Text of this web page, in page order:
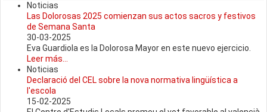
Noticias
Las Dolorosas 2025 comienzan sus actos sacros y festivos
de Semana Santa
30-03-2025
Eva Guardiola es la Dolorosa Mayor en este nuevo ejercicio.
Leer más...
Noticias
Declaració del CEL sobre la nova normativa lingüística a
l'escola
15-02-2025